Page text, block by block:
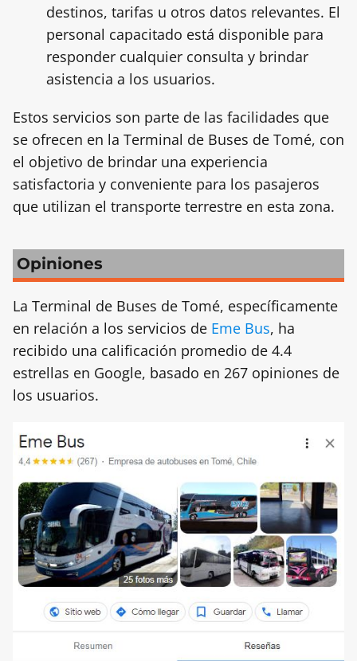
destinos, tarifas u otros datos relevantes. El
personal capacitado está disponible para
responder cualquier consulta y brindar
asistencia a los usuarios.
Estos servicios son parte de las facilidades que
se ofrecen en la Terminal de Buses de Tomé, con
el objetivo de brindar una experiencia
satisfactoria y conveniente para los pasajeros
que utilizan el transporte terrestre en esta zona.
Opiniones
La Terminal de Buses de Tomé, específicamente
en relación a los servicios de Eme Bus, ha
recibido una calificación promedio de 4.4
estrellas en Google, basado en 267 opiniones de
los usuarios.